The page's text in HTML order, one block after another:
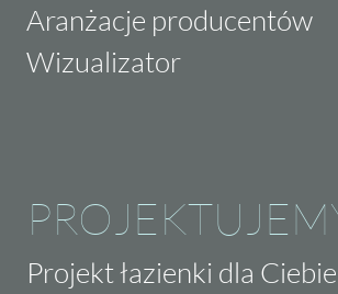
Aranżacje producentów
Wizualizator
Projekt łazienki dla Ciebie